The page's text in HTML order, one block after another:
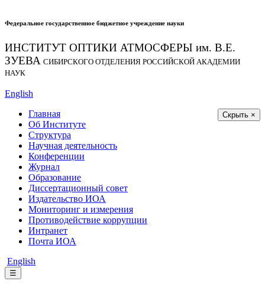
Федеральное государственное бюджетное учреждение науки
ИНСТИТУТ ОПТИКИ АТМОСФЕРЫ им. В.Е.
ЗУЕВА СИБИРСКОГО ОТДЕЛЕНИЯ РОССИЙСКОЙ АКАДЕМИИ
НАУК
English
Скрыть ×
Главная
Об Институте
Структура
Научная деятельность
Конференции
Журнал
Образование
Диссертационный совет
Издательство ИОА
Мониторинг и измерения
Противодействие коррупции
Интранет
Почта ИОА
English
☰